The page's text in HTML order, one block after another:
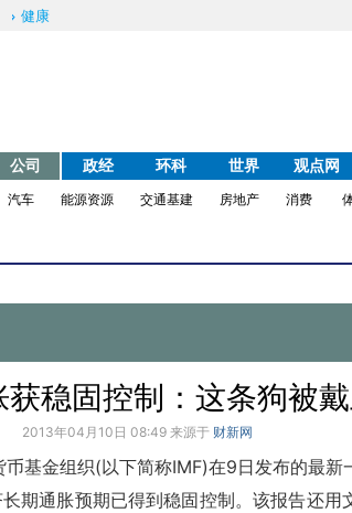
健康
公司 政经 环科 世界 观点网
汽车 能源资源 交通基建 房地产 消费
稳固控制：这条狗被
2013年04月10日 08:49 来源于 财新网
币基金组织(以下简称IMF)在9日发布的最新
期通胀预期已得到稳固控制。该报告还用